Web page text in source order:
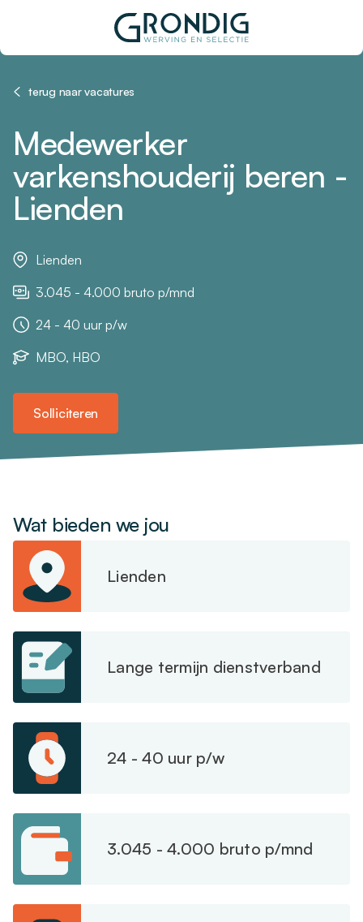
terug naar vacatures
Medewerker
varkenshouderij beren -
Lienden
Lienden
3.045 - 4.000 bruto p/mnd
24 - 40 uur p/w
MBO, HBO
Solliciteren
Wat bieden we jou
Lienden
Lange termijn dienstverband
24 - 40 uur p/w
3.045 - 4.000 bruto p/mnd